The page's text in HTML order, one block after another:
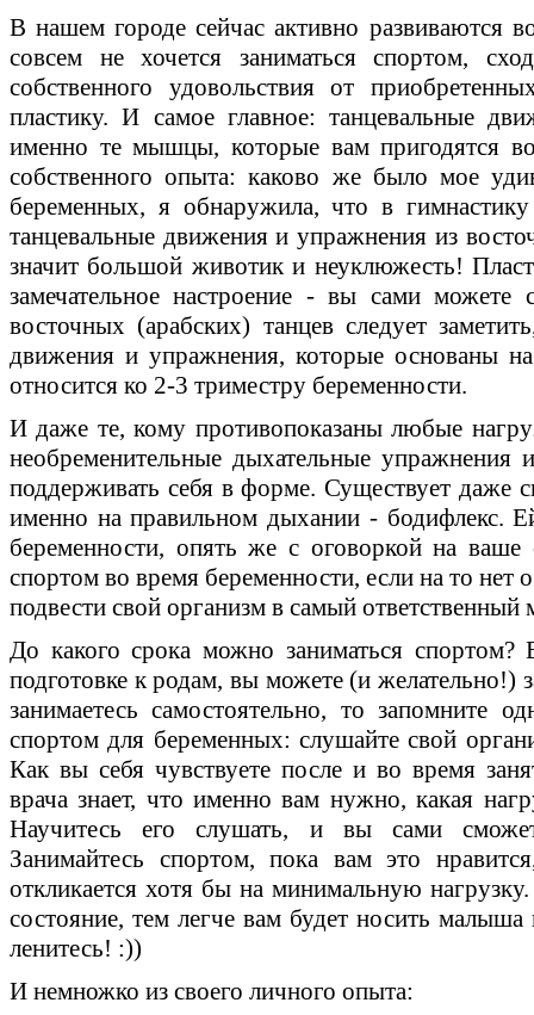
В нашем городе сейчас активно развиваются
совсем не хочется заниматься спортом,
собственного удовольствия от
пластику. И самое главное: танцевальные
именно те мышцы, которые вам пригодятся
собственного опыта: каково же было мое
беременных, я обнаружила, что в
танцевальные движения и упражнения из
значит большой животик и неуклюжесть!
замечательное настроение - вы сами можете
восточных (арабских) танцев следует
движения и упражнения, которые основаны
относится ко 2-3 триместру беременности.
И даже те, кому противопоказаны любые
необременительные дыхательные упражнения
поддерживать себя в форме. Существует даже
именно на правильном дыхании - бодифлекс.
беременности, опять же с оговоркой на ваше
спортом во время беременности, если на то нет
подвести свой организм в самый ответственный
До какого срока можно заниматься спортом?
подготовке к родам, вы можете (и желательно!)
занимаетесь самостоятельно, то запомните
спортом для беременных: слушайте свой
Как вы себя чувствуете после и во время
врача знает, что именно вам нужно, какая
Научитесь его слушать, и вы сами
Занимайтесь спортом, пока вам это
откликается хотя бы на минимальную
состояние, тем легче вам будет носить
ленитесь! :))
И немножко из своего личного опыта: